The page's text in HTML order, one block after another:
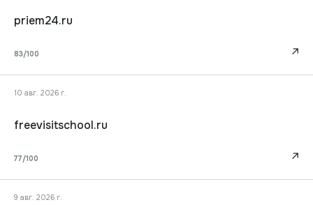
priem24.ru
83/100 ↗
10 авг. 2026 г.
freevisitschool.ru
77/100 ↗
9 авг. 2026 г.